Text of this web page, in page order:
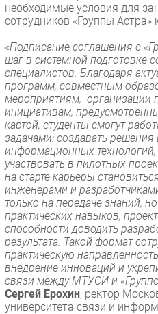
необходимые условия для
сотрудников «Группы Астра»
«Подписание соглашения с
шаг в системной подготовке
специалистов. Благодаря
программ, совместным
мероприятиям, организации
инициативам,
картой, студенты смогут
задачами: создавать решения
информационных
участвовать в пилотных
на старте карьеры
инженерами и
только на передаче знаний,
практических навыков,
способности доводить
результата. Такой формат
практическую
внедрение инноваций и
связи между МТУСИ и
Сергей Ерохин, ректор
университета связи и